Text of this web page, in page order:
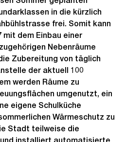
in die kürzlich
frei. Somit kann
dem Einbau einer
Nebenräume
Zubereitung von täglich
der aktuell 100
werden Räume zu
umgenutzt, ein
eigene Schulküche
Wärmeschutz zu
Stadt teilweise die